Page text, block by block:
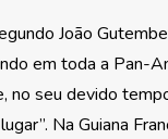
João
em toda a Pan-
no seu devido
Na Guiana